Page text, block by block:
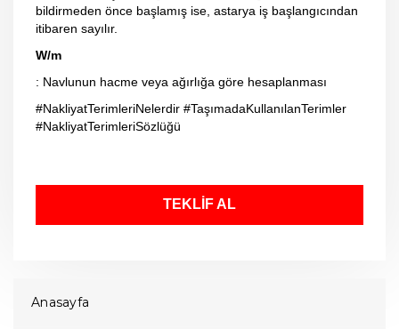
bildirmeden önce başlamış ise, astarya iş başlangıcından
itibaren sayılır.
W/m
: Navlunun hacme veya ağırlığa göre hesaplanması
#NakliyatTerimleriNelerdir #TaşımadaKullanılanTerimler
#NakliyatTerimleriSözlüğü
TEKLİF AL
Anasayfa